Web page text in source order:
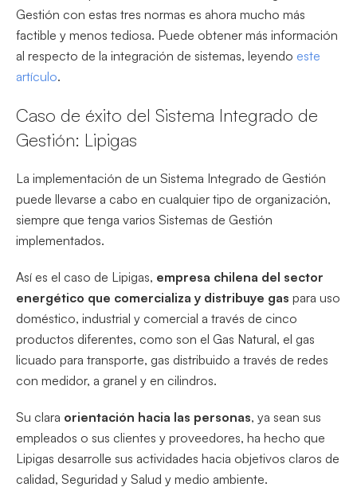
Gestión con estas tres normas es ahora mucho más
factible y menos tediosa. Puede obtener más información
al respecto de la integración de sistemas, leyendo este
artículo.
Caso de éxito del Sistema Integrado de
Gestión: Lipigas
La implementación de un Sistema Integrado de Gestión
puede llevarse a cabo en cualquier tipo de organización,
siempre que tenga varios Sistemas de Gestión
implementados.
Así es el caso de Lipigas, empresa chilena del sector
energético que comercializa y distribuye gas para uso
doméstico, industrial y comercial a través de cinco
productos diferentes, como son el Gas Natural, el gas
licuado para transporte, gas distribuido a través de redes
con medidor, a granel y en cilindros.
Su clara orientación hacia las personas, ya sean sus
empleados o sus clientes y proveedores, ha hecho que
Lipigas desarrolle sus actividades hacia objetivos claros de
calidad, Seguridad y Salud y medio ambiente.